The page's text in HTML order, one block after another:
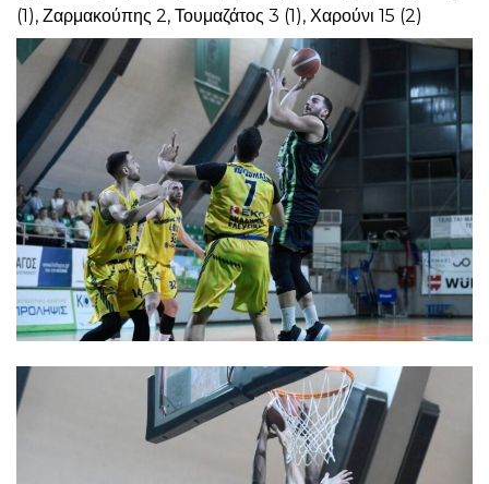
(1), Ζαρμακούπης 2, Τουμαζάτος 3 (1), Χαρούνι 15 (2)